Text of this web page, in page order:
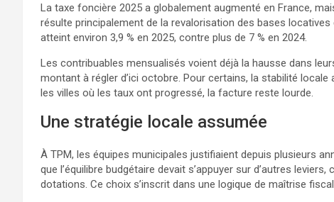
La taxe foncière 2025 a globalement augmenté en France,
résulte principalement de la revalorisation des bases
atteint environ 3,9 % en 2025, contre plus de 7 % en 2024.
Les contribuables mensualisés voient déjà la hausse dans
montant à régler d’ici octobre. Pour certains, la stabilité
les villes où les taux ont progressé, la facture reste lourde.
Une stratégie locale assumée
À TPM, les équipes municipales justifiaient depuis plusieurs
que l’équilibre budgétaire devait s’appuyer sur d’autres
dotations. Ce choix s’inscrit dans une logique de maîtrise